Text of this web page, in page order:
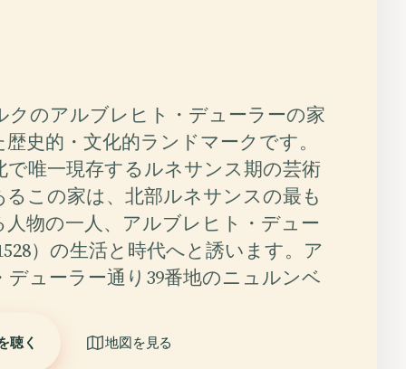
クのアルブレヒト・デューラーの家
史的・文化的ランドマークです。
で唯一現存するルネサンス期の芸術
この家は、北部ルネサンスの最も
物の一人、アルブレヒト・デュー
）の生活と時代へと誘います。ア
ューラー通り39番地のニュルンベ
聴く 地図を見る